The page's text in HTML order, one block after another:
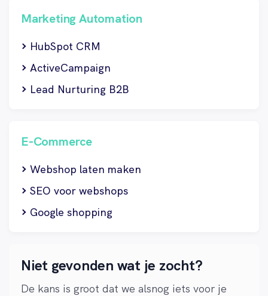
Marketing Automation
HubSpot CRM
ActiveCampaign
Lead Nurturing B2B
E-Commerce
Webshop laten maken
SEO voor webshops
Google shopping
Niet gevonden wat je zocht?
De kans is groot dat we alsnog iets voor je